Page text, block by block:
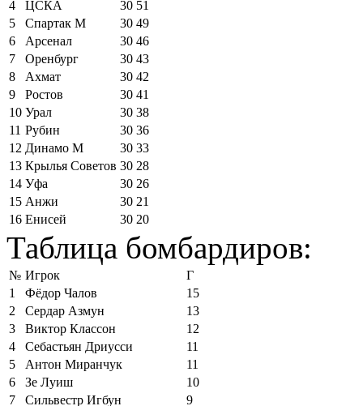
4
ЦСКА 30 51
5
Спартак М 30 49
6
Арсенал 30 46
7
Оренбург 30 43
8
Ахмат 30 42
9
Ростов 30 41
10 Урал 30 38
11 Рубин 30 36
12 Динамо М 30 33
13 Крылья Советов 30 28
14 Уфа 30 26
15 Анжи 30 21
16 Енисей 30 20
Таблица бомбардиров:
№ Игрок
Г
1
Фёдор Чалов
15
2
Сердар Азмун
13
3
Виктор Классон
12
4
Себастьян Дриусси
11
5
Антон Миранчук
11
6
Зе Луиш
10
7
Сильвестр Игбун
9